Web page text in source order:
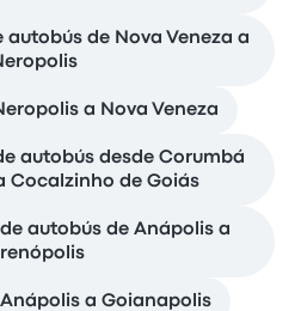
autobús de Nova Veneza a
a Nova Veneza
autobús desde Corumbá
Cocalzinho de Goiás
autobús de Anápolis a
a Goianapolis